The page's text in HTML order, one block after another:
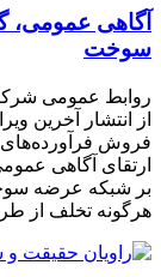
آگاهی عمومی،
سوخت
روابط عمومی
از انتشار آخرین
ارتقای آگاهی
بر شبکه عرضه
هرگونه تخلف از طریق سامانه